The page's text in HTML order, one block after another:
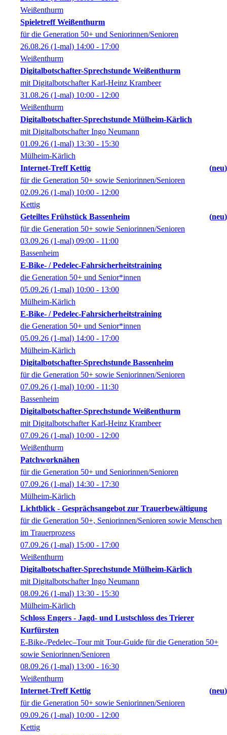
Weißenthurm
Spieletreff Weißenthurm
für die Generation 50+ und Seniorinnen/Senioren
26.08.26 (1-mal) 14:00 - 17:00
Weißenthurm
Digitalbotschafter-Sprechstunde Weißenthurm
mit Digitalbotschafter Karl-Heinz Krambeer
31.08.26 (1-mal) 10:00 - 12:00
Weißenthurm
Digitalbotschafter-Sprechstunde Mülheim-Kärlich
mit Digitalbotschafter Ingo Neumann
01.09.26 (1-mal) 13:30 - 15:30
Mülheim-Kärlich
Internet-Treff Kettig
neu
für die Generation 50+ sowie Seniorinnen/Senioren
02.09.26 (1-mal) 10:00 - 12:00
Kettig
Geteiltes Frühstück Bassenheim
neu
für die Generation 50+ sowie Seniorinnen/Senioren
03.09.26 (1-mal) 09:00 - 11:00
Bassenheim
E-Bike- / Pedelec-Fahrsicherheitstraining
die Generation 50+ und Senior*innen
05.09.26 (1-mal) 10:00 - 13:00
Mülheim-Kärlich
E-Bike- / Pedelec-Fahrsicherheitstraining
die Generation 50+ und Senior*innen
05.09.26 (1-mal) 14:00 - 17:00
Mülheim-Kärlich
Digitalbotschafter-Sprechstunde Bassenheim
für die Generation 50+ sowie Seniorinnen/Senioren
07.09.26 (1-mal) 10:00 - 11:30
Bassenheim
Digitalbotschafter-Sprechstunde Weißenthurm
mit Digitalbotschafter Karl-Heinz Krambeer
07.09.26 (1-mal) 10:00 - 12:00
Weißenthurm
Patchworknähen
für die Generation 50+ und Seniorinnen/Senioren
07.09.26 (1-mal) 14:30 - 17:30
Mülheim-Kärlich
Lichtblick - Gesprächsangebot zur Trauerbewältigung
für die Generation 50+, Seniorinnen/Senioren sowie Menschen
im Trauerprozess
07.09.26 (1-mal) 15:00 - 17:00
Weißenthurm
Digitalbotschafter-Sprechstunde Mülheim-Kärlich
mit Digitalbotschafter Ingo Neumann
08.09.26 (1-mal) 13:30 - 15:30
Mülheim-Kärlich
Schloss Engers - Jagd- und Lustschloss des Trierer
Kurfürsten
E-Bike-/Pedelec–Tour mit Tour-Guide für die Generation 50+
sowie Seniorinnen/Senioren
08.09.26 (1-mal) 13:00 - 16:30
Weißenthurm
Internet-Treff Kettig
neu
für die Generation 50+ sowie Seniorinnen/Senioren
09.09.26 (1-mal) 10:00 - 12:00
Kettig